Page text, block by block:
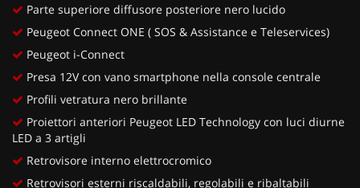
Parte superiore diffusore posteriore nero lucido
Peugeot Connect ONE ( SOS & Assistance e Teleservices)
Peugeot i-Connect
Presa 12V con vano smartphone nella console centrale
Profili vetratura nero brillante
Proiettori anteriori Peugeot LED Technology con luci diurne
LED a 3 artigli
Retrovisore interno elettrocromico
Retrovisori esterni riscaldabili, regolabili e ribaltabili